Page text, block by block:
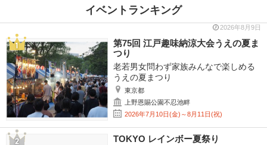
イベントランキング
2026年8月9日
第75回 江戸趣味納涼大会うえの夏ま
つり
老若男女問わず家族みんなで楽しめる
うえの夏まつり
東京都
上野恩賜公園不忍池畔
2026年7月10日(金)～8月11日(祝)
TOKYO レインボー夏祭り